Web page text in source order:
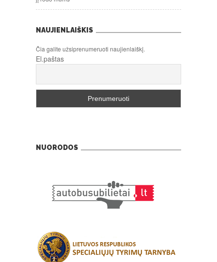
NAUJIENLAIŠKIS
Čia galite užsiprenumeruoti naujienlaiškį.
El.paštas
NUORODOS